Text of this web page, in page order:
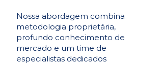
Nossa abordagem combina
metodologia proprietária,
profundo conhecimento de
mercado e um time de
especialistas dedicados